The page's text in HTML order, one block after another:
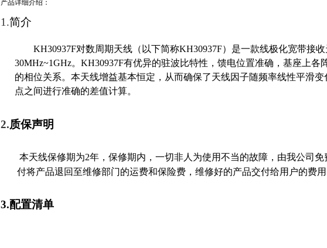
产品详细介绍：
1.简介
KH30937F对数周期天线（以下简称KH30937F）是一款线极化宽带接
30MHz~1GHz。 KH30937F有优异的驻波比特性，馈电位置准确，基座上各
的相位关系。本天线增益基本恒定，从而确保了天线因子随频率线性平滑变
点之间进行准确的差值计算。
2.质保声明
本天线保修期为2年，保修期内，一切非人为使用不当的故障，由我公司免
付将产品退回至维修部门的运费和保险费，维修好的产品交付给用户的费用
3.配置清单